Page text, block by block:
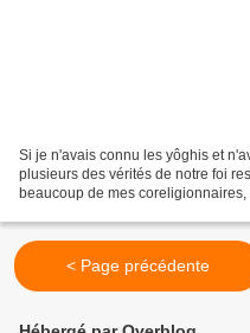
Si je n'avais connu les yôghis et
plusieurs des vérités de notre foi
beaucoup de mes coreligionnaires,
< Page précédente